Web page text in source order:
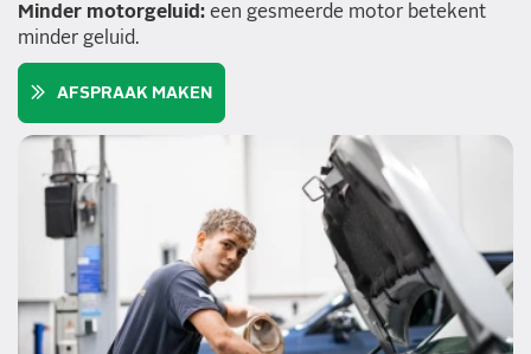
Minder motorgeluid: een gesmeerde motor betekent
minder geluid.
AFSPRAAK MAKEN